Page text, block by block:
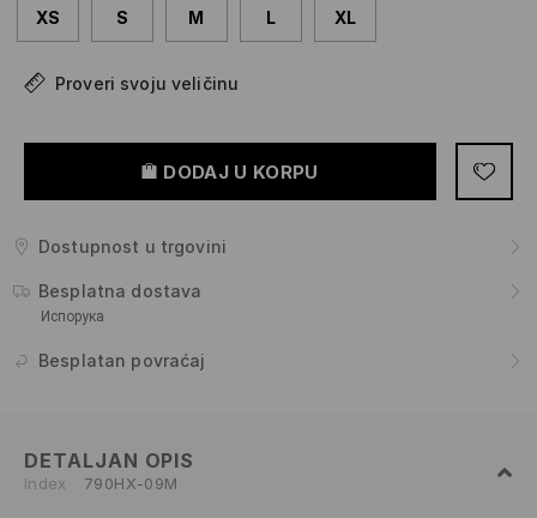
XS S M L XL
Proveri svoju veličinu
DODAJ U KORPU
Dostupnost u trgovini
Besplatna dostava
Испорука
Besplatan povraćaj
DETALJAN OPIS
Index 790HX-09M